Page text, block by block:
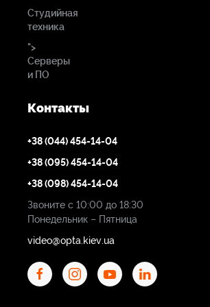
Питание
Питание от шины USB 5 В; Макс. 3,5 Вт
Студийная
техника
">
Серверы
и ПО
Контакты
+38 (044) 454-14-04
+38 (095) 454-14-04
+38 (098) 454-14-04
Звоните с 10:00 до 18:30
Понедельник – Пятница
video@opta.kiev.ua